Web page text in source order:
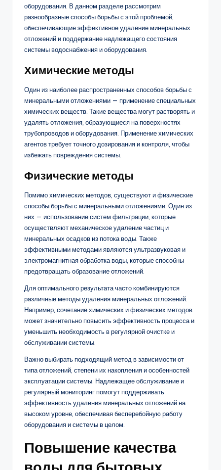
оборудования. В данном разделе рассмотрим
разнообразные способы борьбы с этой проблемой,
обеспечивающие эффективное удаление минеральных
отложений и поддержание надлежащего состояния
системы водоснабжения и оборудования.
Химические методы
Один из наиболее распространенных способов борьбы с
минеральными отложениями — применение специальных
химических веществ. Такие вещества могут растворять и
удалять отложения, образующиеся на поверхностях
трубопроводов и оборудования. Применение химических
агентов требует точного дозирования и контроля, чтобы
избежать повреждения системы.
Физические методы
Помимо химических методов, существуют и физические
способы борьбы с минеральными отложениями. Один из
них — использование систем фильтрации, которые
осуществляют механическое удаление частиц и
минеральных осадков из потока воды. Также
эффективными методами являются ультразвуковая и
электромагнитная обработка воды, которые способны
предотвращать образование отложений.
Для оптимального результата часто комбинируются
различные методы удаления минеральных отложений.
Например, сочетание химических и физических методов
может значительно повысить эффективность процесса и
уменьшить необходимость в регулярной очистке и
обслуживании системы.
Важно выбирать подходящий метод в зависимости от
типа отложений, степени их накопления и особенностей
эксплуатации системы. Надлежащее обслуживание и
регулярный мониторинг помогут поддерживать
эффективность удаления минеральных отложений на
высоком уровне, обеспечивая бесперебойную работу
оборудования и системы в целом.
Повышение качества